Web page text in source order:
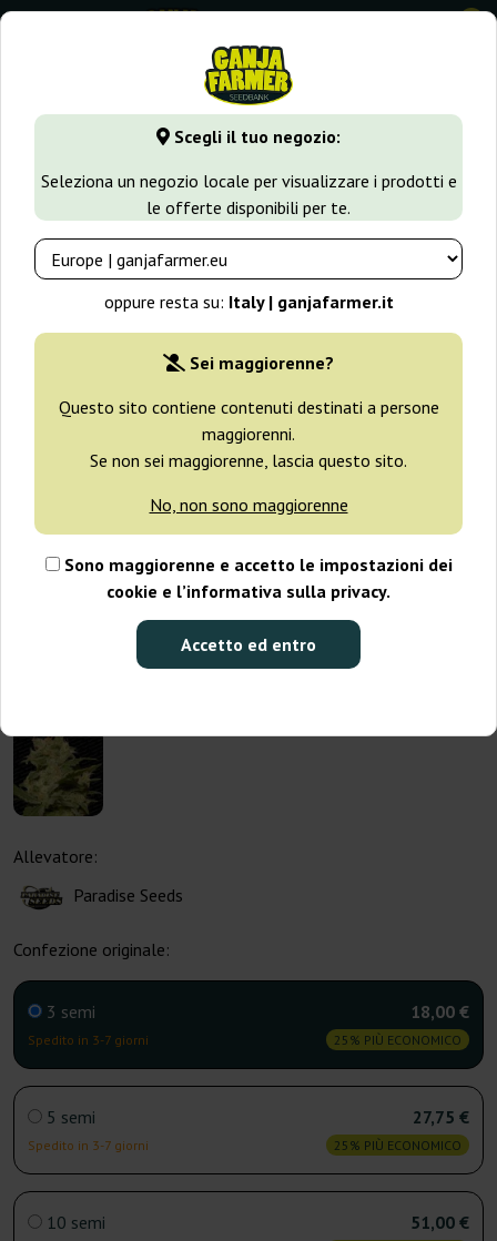
Scegli il tuo negozio:
Seleziona un negozio locale per visualizzare i prodotti e
le offerte disponibili per te.
oppure resta su: Italy | ganjafarmer.it
Sei maggiorenne?
Questo sito contiene contenuti destinati a persone
maggiorenni.
Se non sei maggiorenne, lascia questo sito.
No, non sono maggiorenne
Sono maggiorenne e accetto le impostazioni dei
cookie e l’informativa sulla privacy.
Accetto ed entro
0
GanjaFarmer.it Varietà di Cannabis Jack Herer Auto Jack
-25%
+ omaggi
Allevatore:
Paradise Seeds
Confezione originale:
3 semi
Spedito in 3-7 giorni
18,00 €
25% PIÙ ECONOMICO
5 semi
Spedito in 3-7 giorni
27,75 €
25% PIÙ ECONOMICO
10 semi 51,00 €